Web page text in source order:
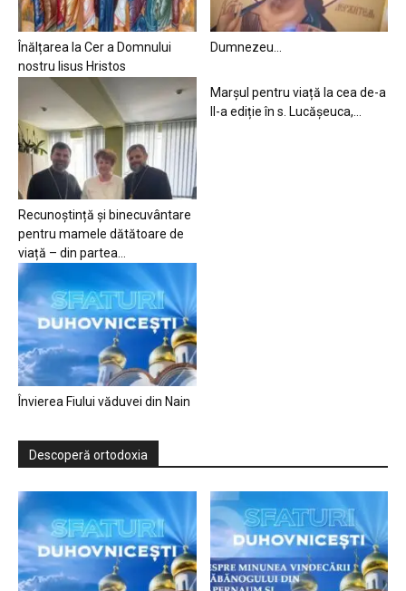
Înălțarea la Cer a Domnului
nostru Iisus Hristos
Dumnezeu…
Recunoștință și binecuvântare
pentru mamele dătătoare de
viață – din partea...
Marșul pentru viață la cea de-a
II-a ediție în s. Lucășeuca,...
Învierea Fiului văduvei din Nain
Descoperă ortodoxia